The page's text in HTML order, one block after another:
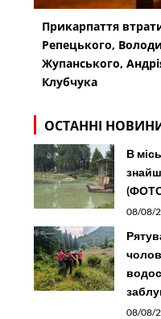
Прикарпаття
Репецького,
Жупанського,
Клубчука
ОСТАННІ
В
08/08/
08/08/